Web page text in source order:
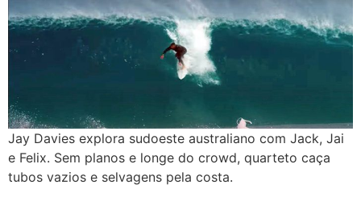
Jay Davies explora sudoeste australiano com Jack, Jai
e Felix. Sem planos e longe do crowd, quarteto caça
tubos vazios e selvagens pela costa.